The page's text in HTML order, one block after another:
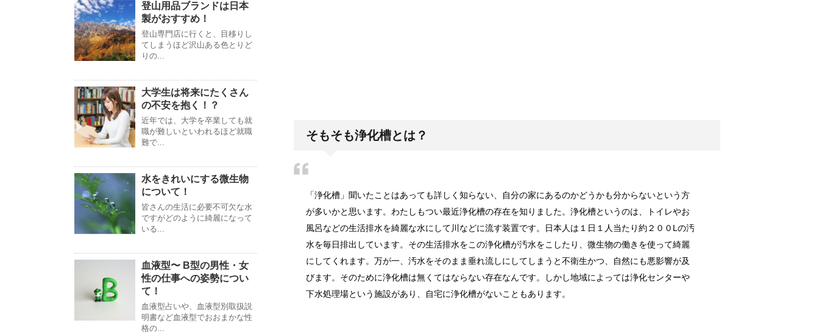
イギリスといえばみなさんどんなイメージがありますか？私は勝手...
良い匂いでフワフワのタオルを期待していたのに、いざタオルを使...
登山用品ブランドは日本製がおすすめ！
登山専門店に行くと、目移りしてしまうほど沢山ある色とりどりの...
そもそも浄化槽とは？
「浄化槽」聞いたことはあっても詳しく知らない、自分の家にあるのかどうかも分からないという方
が多いかと思います。わたしもつい最近浄化槽の存在を知りました。浄化槽というのは、トイレやお
風呂などの生活排水を綺麗な水にして川などに流す装置です。日本人は１日１人当たり約２００Lの汚
水を毎日排出しています。その生活排水をこの浄化槽が汚水をこしたり、微生物の働きを使って綺麗
にしてくれます。万が一、汚水をそのまま垂れ流しにしてしまうと不衛生かつ、自然にも悪影響が及
びます。そのために浄化槽は無くてはならない存在なんです。しかし地域によっては浄化センターや
下水処理場という施設があり、自宅に浄化槽がないこともあります。
登山用品ブランドは日本
製がおすすめ！
登山専門店に行くと、目移りし
てしまうほど沢山ある色とりど
りの...
大学生は将来にたくさん
の不安を抱く！？
近年では、大学を卒業しても就
職が難しいといわれるほど就職
難で...
水をきれいにする微生物
について！
皆さんの生活に必要不可欠な水
ですがどのように綺麗になって
いる...
血液型〜 B型の男性・女
性の仕事への姿勢につい
て！
血液型占いや、血液型別取扱説
明書など血液型でおおまかな性
格の...